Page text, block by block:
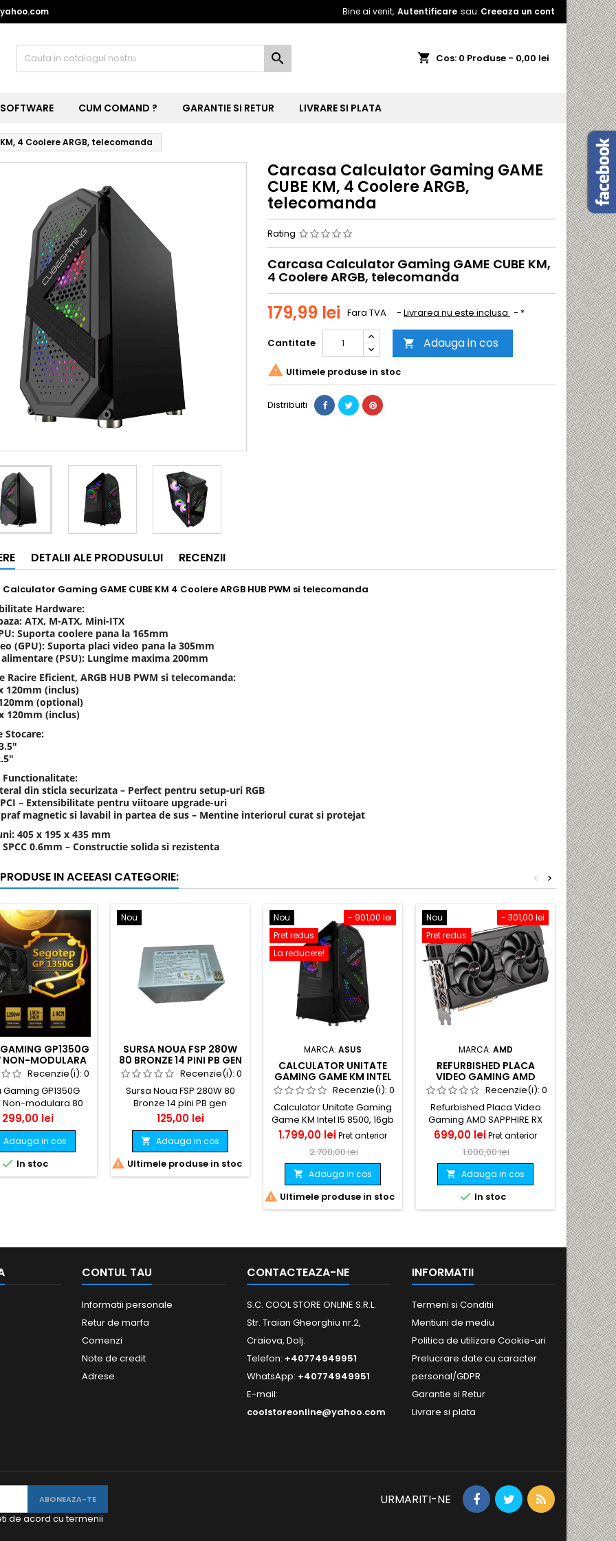
Bine ai venit, Autentificare sau Creeaza un cont
shopping_cart Cos: 0 Produse - 0,00 lei

SOFTWARE CUM COMAND ? GARANTIE SI RETUR LIVRARE SI PLATA
4 Coolere ARGB, telecomanda
Carcasa Calculator Gaming GAME
CUBE KM, 4 Coolere ARGB,
telecomanda
Rating
Carcasa Calculator Gaming GAME CUBE KM,
4 Coolere ARGB, telecomanda
179,99 lei Fara TVA Livrarea nu este inclusa *
Cantitate  Adauga in cos
 Ultimele produse in stoc
Distribuiti
DETALII ALE PRODUSULUI RECENZII
Gaming GAME CUBE KM 4 Coolere ARGB HUB PWM si telecomanda
Hardware:
ATX, M-ATX, Mini-ITX
Suporta coolere pana la 165mm
(GPU): Suporta placi video pana la 305mm
alimentare (PSU): Lungime maxima 200mm
Racire Eficient, ARGB HUB PWM si telecomanda:
120mm (inclus)
(optional)
120mm (inclus)
Stocare:
Functionalitate:
din sticla securizata – Perfect pentru setup-uri RGB
– Extensibilitate pentru viitoare upgrade-uri
magnetic si lavabil in partea de sus – Mentine interiorul curat si protejat
405 x 195 x 435 mm
0.6mm – Constructie solida si rezistenta
IN ACEEASI CATEGORIE: >
<
GP1350G
NON-MODULARA
GOLD SECOND
BULK
Recenzie(i): 0
Gaming GP1350G
Non-modulara 80
Gold Second bulk
Pret
299,00 lei
Adauga in cos
 In stoc
Nou
SURSA NOUA FSP 280W
80 BRONZE 14 PINI PB GEN
LENOVO/ALTELE BULK
Recenzie(i): 0
Sursa Noua FSP 280W 80
Bronze 14 pini PB gen
Lenovo/altele bulk
Pret
125,00 lei
 Adauga in cos
 Ultimele produse in stoc
- 901,00 lei
Nou
Pret redus
La reducere!
MARCA: ASUS
CALCULATOR UNITATE
GAMING GAME KM INTEL
I5 8500, 16GB RAM, GTX
1660 SUPER, SSD + HDD
Recenzie(i): 0
Calculator Unitate Gaming
Game KM Intel I5 8500, 16gb
ram, GTX 1660 Super,
SSD 128GB + HDD 500GB O
baza perfecta pentru un
calculator de gaming, cu o
sursa puternica si cu o
placa de baza care suporta
pana la i9 9000K
Pret
1.799,00 leiPret anteriorPret
2.700,00 lei
 Adauga in cos
 Ultimele produse in stoc
- 301,00 lei
Nou
Pret redus
MARCA: AMD
REFURBISHED PLACA
VIDEO GAMING AMD
SAPPHIRE RX 5700 PULSE
& BE 8GB GDDR6
Recenzie(i): 0
Refurbished Placa Video
Gaming AMD SAPPHIRE RX
5700 Pulse &amp; BE 8GB
Pret
699,00 leiPret anteriorPret
1.000,00 lei
 Adauga in cos
 In stoc
Nou
Pret
I5
GTX
Game
ram,
Pret


CONTUL TAU
Informatii personale
Retur de marfa
Comenzi
Note de credit
Adrese
CONTACTEAZA-NE
S.C. COOL STORE ONLINE S.R.L.
Str. Traian Gheorghiu nr.2,
Craiova, Dolj.
Telefon: +40774949951
WhatsApp: +40774949951
E-mail:
coolstoreonline@yahoo.com
INFORMATII
Termeni si Conditii
Mentiuni de mediu
Politica de utilizare Cookie-uri
Prelucrare date cu caracter
personal/GDPR
Garantie si Retur
Livrare si plata
de acord cu termenii
URMARITI-NE